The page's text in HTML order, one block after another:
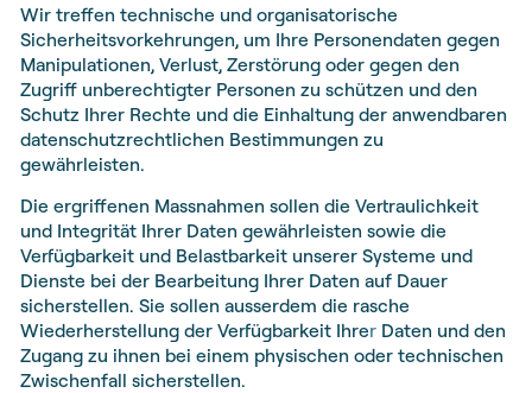
Wir treffen technische und organisatorische
Sicherheitsvorkehrungen, um Ihre Personendaten gegen
Manipulationen, Verlust, Zerstörung oder gegen den
Zugriff unberechtigter Personen zu schützen und den
Schutz Ihrer Rechte und die Einhaltung der anwendbaren
datenschutzrechtlichen Bestimmungen zu
gewährleisten.
Die ergriffenen Massnahmen sollen die Vertraulichkeit
und Integrität Ihrer Daten gewährleisten sowie die
Verfügbarkeit und Belastbarkeit unserer Systeme und
Dienste bei der Bearbeitung Ihrer Daten auf Dauer
sicherstellen. Sie sollen ausserdem die rasche
Wiederherstellung der Verfügbarkeit Ihrer Daten und den
Zugang zu ihnen bei einem physischen oder technischen
Zwischenfall sicherstellen.